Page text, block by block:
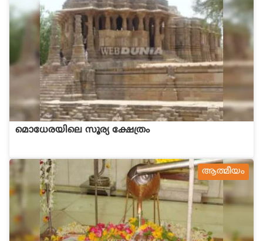
മൊധേരയിലെ സൂര്യ ക്ഷേത്രം
ആത്മീയം